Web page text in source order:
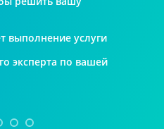
выполнение услуги
эксперта по вашей